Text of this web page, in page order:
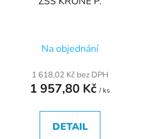
Na objednání
1 618,02 Kč bez DPH
1 957,80 Kč / ks
DETAIL